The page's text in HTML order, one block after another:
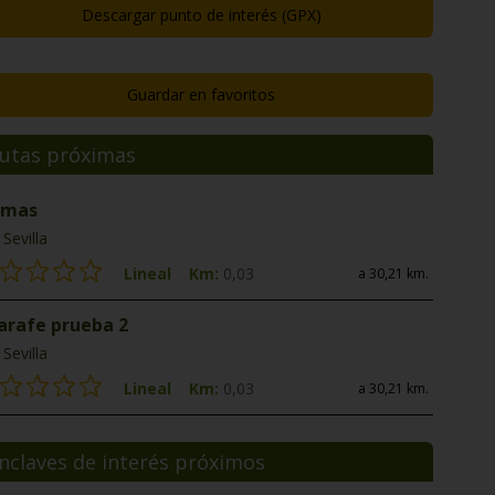
Descargar punto de interés (GPX)
Guardar en favoritos
próximas
Sevilla
Lineal
Km: 0,03 a 30,21 km.
prueba 2
Sevilla
Lineal
Km: 0,03 a 30,21 km.
de interés próximos